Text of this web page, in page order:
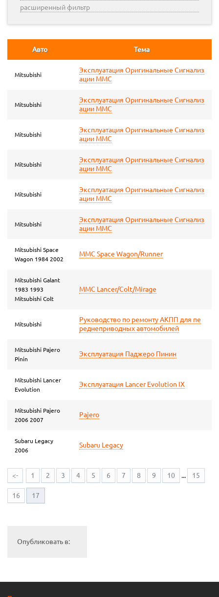
расширенный фильтр
Авто Тема
Mitsubishi
Эксплуатация Оригинальные Сигнализ
ации ММС
Mitsubishi
Эксплуатация Оригинальные Сигнализ
ации ММС
Mitsubishi
Эксплуатация Оригинальные Сигнализ
ации ММС
Mitsubishi
Эксплуатация Оригинальные Сигнализ
ации ММС
Mitsubishi
Эксплуатация Оригинальные Сигнализ
ации ММС
Mitsubishi
Эксплуатация Оригинальные Сигнализ
ации ММС
Mitsubishi Space
Wagon 1984 2002
MMC Space Wagon/Runner
Mitsubishi Galant
1983 1993
Mitsubishi Colt
MMC Lancer/Colt/Mirage
Mitsubishi
Руководство по ремонту АКПП для пе
реднеприводных автомобилей
Mitsubishi Pajero
Pinin
Эксплуатация Паджеро Пинин
Mitsubishi Lancer
Evolution
Эксплуатация Lancer Evolution IX
Mitsubishi Pajero
2006 2007
Pajero
Subaru Legacy
2006
Subaru Legacy
<- 1 2 3 4 5 6 7 8 9 10 ... 15
16 17
Опубликовать в: